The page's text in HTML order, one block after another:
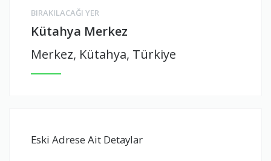
BIRAKILACAĞI YER
Kütahya Merkez
Merkez, Kütahya, Türkiye
Eski Adrese Ait Detaylar